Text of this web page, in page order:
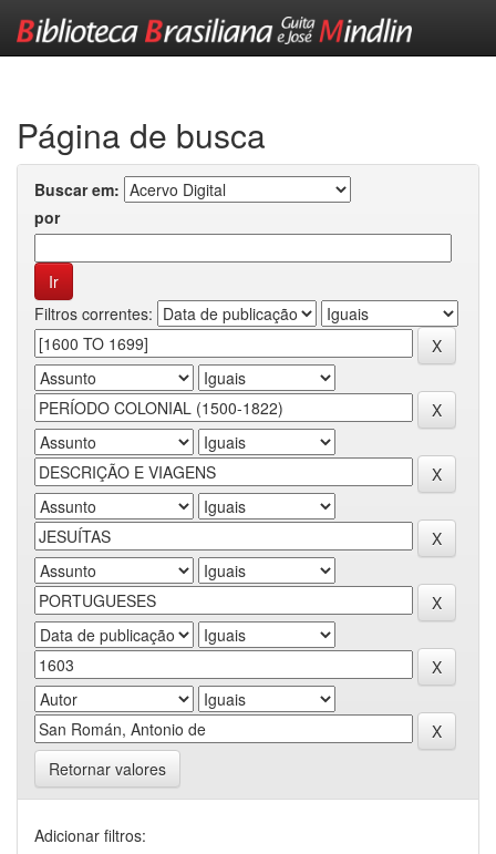
Página de busca
Buscar em:
por
Filtros correntes:
Retornar valores
Adicionar filtros: